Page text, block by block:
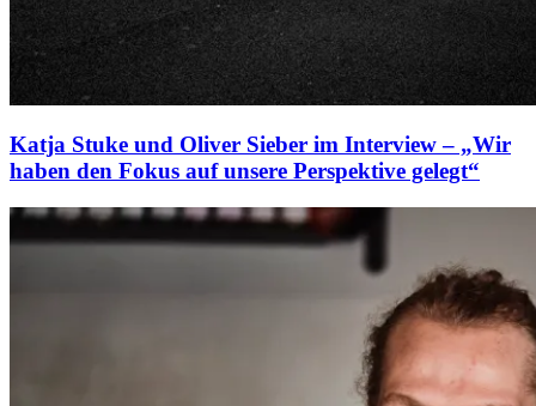
Katja Stuke und Oliver Sieber im Interview – „Wir
haben den Fokus auf unsere Perspektive gelegt“